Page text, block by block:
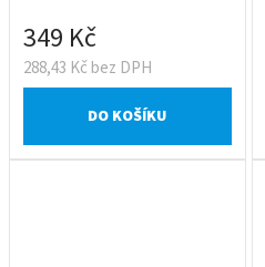
288,43 Kč bez DPH
349 Kč
DO KOŠÍKU